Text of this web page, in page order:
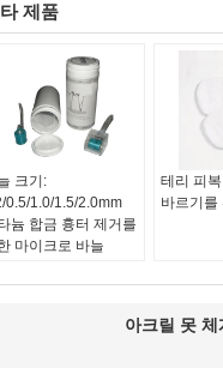
제품
크기:
0.5/1.0/1.5/2.0mm
늄 합금 흉터 제거를
마이크로 바늘
테리 피
바르기를
아크릴 못 체